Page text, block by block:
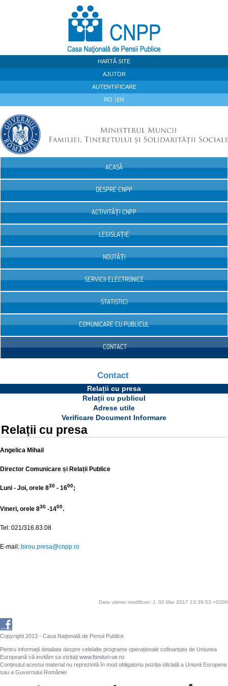
HARTĂ SITE
AJUTOR
AUTENTIFICARE
RO EN
ACASĂ
DESPRE CNPP
ACTIVITĂȚI CNPP
LEGISLAȚIE
NOUTĂȚI
SERVICII ELECTRONICE
STATISTICI
COMUNICARE CU PUBLICUL
CONTACT
Contact
Relații cu presa
Relații cu publicul
Adrese utile
Verificare Document Informare
Relații cu presa
Angelica Mihail
Director Comunicare și Relații Publice
Luni - Joi, orele 830 - 1600;
Vineri, orele 830 -1400.
Tel: 021/316.83.08
E-mail: birou.presa@cnpp.ro
Data ultimei modificari :J, 02 Mar 2017 13:39:53 +0200
Copyright 2013 - Casa Națională de Pensii Publice
Pentru informații detaliate despre celelalte programe operaționale cofinanțate de Uniunea
Europeană vă invităm sa vizitați www.fonduri-ue.ro
Conținutul acestui material nu reprezintă în mod obligatoriu poziția oficială a Uniunii Europene
sau a Guvernului României